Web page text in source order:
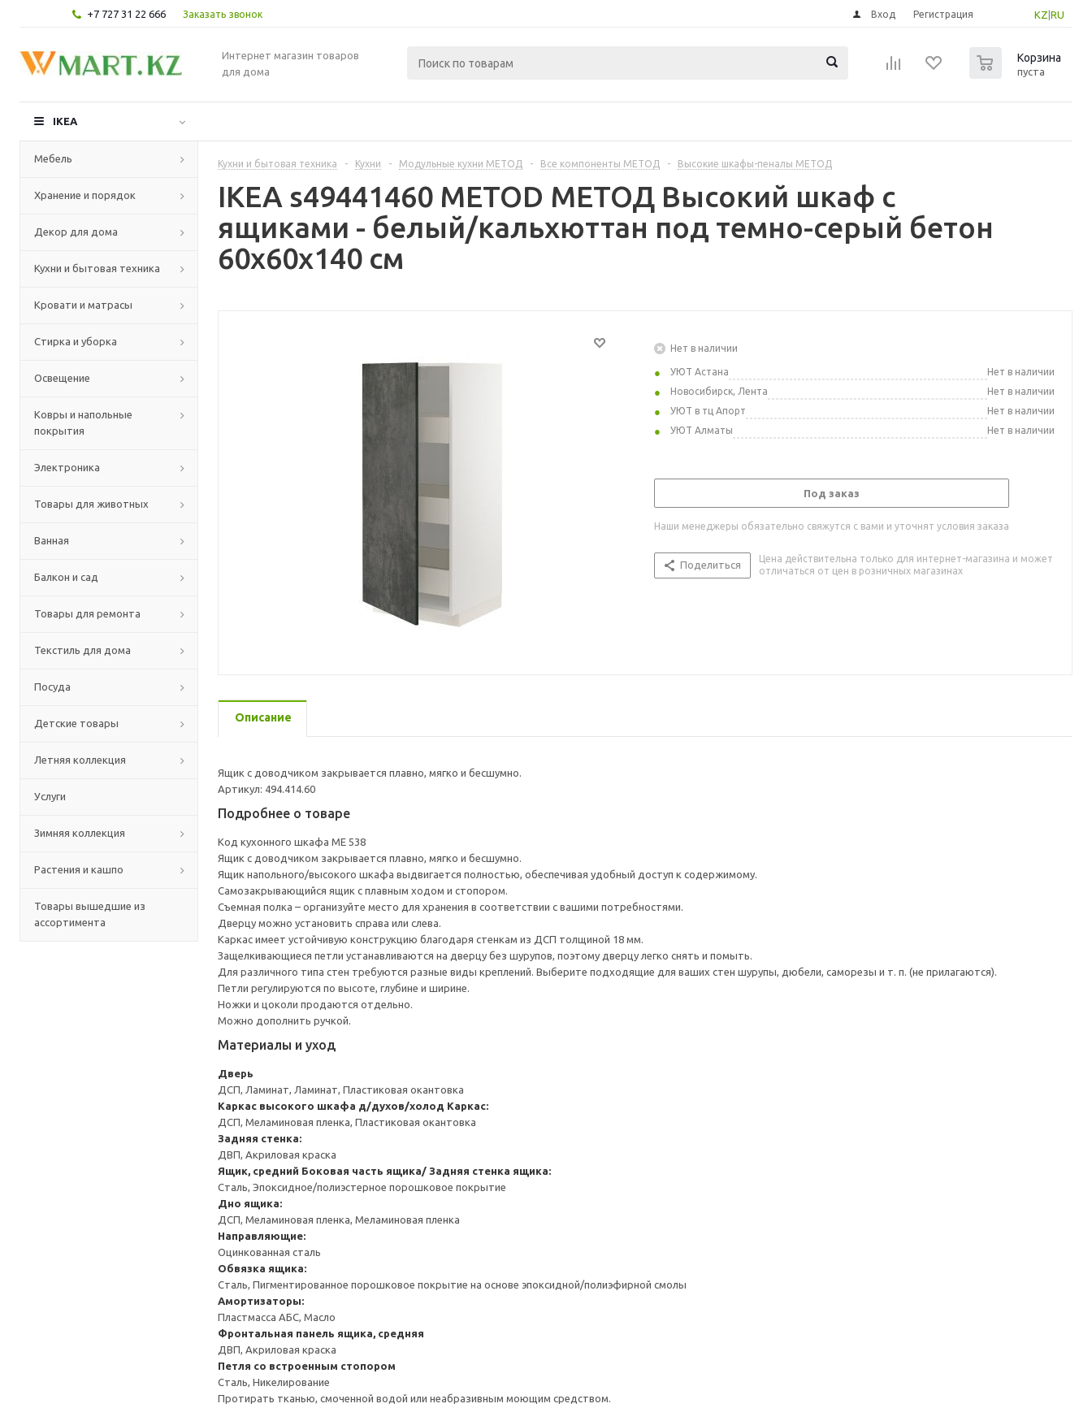
+7 727 31 22 666 Заказать звонок KZ RU
Вход Регистрация
Интернет магазин товаров
для дома
Корзина
пуста
IKEA
Мебель
Хранение и порядок
Декор для дома
Кухни и бытовая техника
Кровати и матрасы
Стирка и уборка
Освещение
Ковры и напольные
покрытия
Электроника
Товары для животных
Ванная
Балкон и сад
Товары для ремонта
Текстиль для дома
Посуда
Детские товары
Летняя коллекция
Услуги
Зимняя коллекция
Растения и кашпо
Товары вышедшие из
ассортимента
Кухни и бытовая техника - Кухни - Модульные кухни МЕТОД - Все компоненты МЕТОД - Высокие шкафы-пеналы МЕТОД
IKEA s49441460 METOD МЕТОД Высокий шкаф с
ящиками - белый/кальхюттан под темно-серый бетон
60x60x140 см
Нет в наличии
УЮТ Астана
Нет в наличии
Новосибирск, Лента
Нет в наличии
УЮТ в тц Апорт
Нет в наличии
УЮТ Алматы
Нет в наличии
Под заказ
Наши менеджеры обязательно свяжутся с вами и уточнят условия заказа
Поделиться
Цена действительна только для интернет-магазина и может
отличаться от цен в розничных магазинах
Описание
Ящик с доводчиком закрывается плавно, мягко и бесшумно.
Артикул: 494.414.60
Подробнее о товаре
Код кухонного шкафа ME 538
Ящик с доводчиком закрывается плавно, мягко и бесшумно.
Ящик напольного/высокого шкафа выдвигается полностью, обеспечивая удобный доступ к содержимому.
Cамозакрывающийся ящик с плавным ходом и стопором.
Съемная полка – организуйте место для хранения в соответствии с вашими потребностями.
Дверцу можно установить справа или слева.
Каркас имеет устойчивую конструкцию благодаря стенкам из ДСП толщиной 18 мм.
Защелкивающиеся петли устанавливаются на дверцу без шурупов, поэтому дверцу легко снять и помыть.
Для различного типа стен требуются разные виды креплений. Выберите подходящие для ваших стен шурупы, дюбели, саморезы и т. п. (не прилагаются).
Петли регулируются по высоте, глубине и ширине.
Ножки и цоколи продаются отдельно.
Можно дополнить ручкой.
Материалы и уход
Дверь
ДСП, Ламинат, Ламинат, Пластиковая окантовка
Каркас высокого шкафа д/духов/холод Каркас:
ДСП, Меламиновая пленка, Пластиковая окантовка
Задняя стенка:
ДВП, Акриловая краска
Ящик, средний Боковая часть ящика/ Задняя стенка ящика:
Сталь, Эпоксидное/полиэстерное порошковое покрытие
Дно ящика:
ДСП, Меламиновая пленка, Меламиновая пленка
Направляющие:
Оцинкованная сталь
Обвязка ящика:
Сталь, Пигментированное порошковое покрытие на основе эпоксидной/полиэфирной смолы
Амортизаторы:
Пластмасса АБС, Масло
Фронтальная панель ящика, средняя
ДВП, Акриловая краска
Петля со встроенным стопором
Сталь, Никелирование
Протирать тканью, смоченной водой или неабразивным моющим средством.